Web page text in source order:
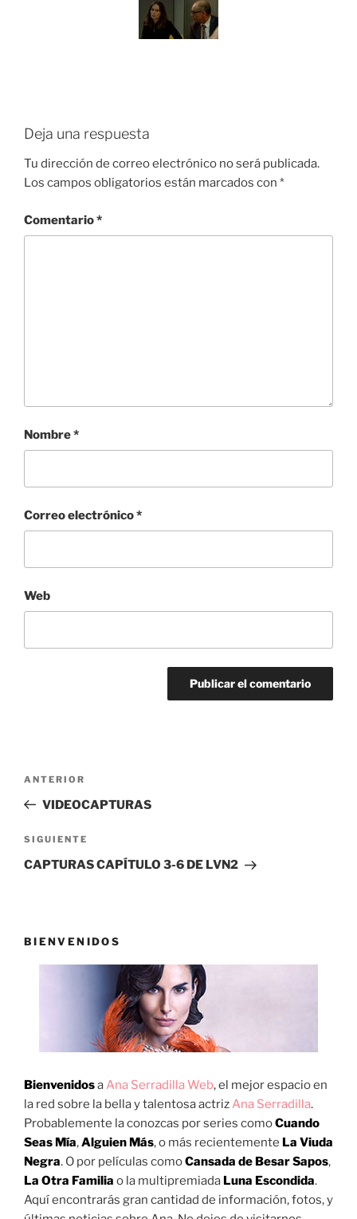
Deja una respuesta
Tu dirección de correo electrónico no será publicada.
Los campos obligatorios están marcados con *
Comentario*
Nombre*
Correo electrónico*
Web
entradas
Entrada
anterior:
ANTERIOR
VIDEOCAPTURAS
Siguiente
entrada
SIGUIENTE
CAPTURAS CAPÍTULO 3-6 DE LVN2
BIENVENIDOS
BienvenidosaAna Serradilla Web, el mejor espacio en
la red sobre la bella y talentosa actrizAna Serradilla.
Probablemente la conozcas por series comoCuando
Seas Mía,Alguien Más, o más recientemente La Viuda
Negra. O por películas comoCansada de Besar Sapos,
La Otra Familia o la multipremiada Luna Escondida.
Aquí encontrarás gran cantidad de información, fotos, y